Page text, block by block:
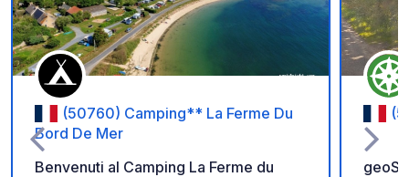
(50760) Camping** La Ferme Du
Bord De Mer
Benvenuti al Camping La Ferme du